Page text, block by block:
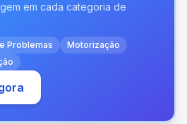
em cada categoria de
Problemas
Motorização